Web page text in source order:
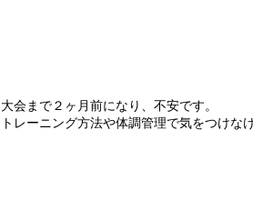
大会まで２ヶ月前になり、不安です。
トレーニング方法や体調管理で気をつけな